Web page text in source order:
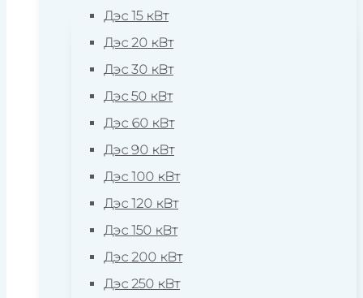
Дэс 15 кВт
Дэс 20 кВт
Дэс 30 кВт
Дэс 50 кВт
Дэс 60 кВт
Дэс 90 кВт
Дэс 100 кВт
Дэс 120 кВт
Дэс 150 кВт
Дэс 200 кВт
Дэс 250 кВт